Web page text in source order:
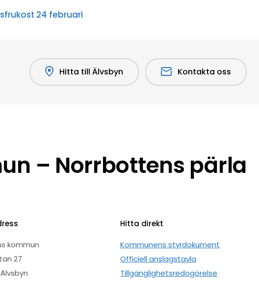
24 februari
Hitta till Älvsbyn Kontakta oss
– Norrbottens pärla
kommun
27
Hitta direkt
Kommunens styrdokument
Officiell anslagstavla
Tillgänglighetsredogörelse